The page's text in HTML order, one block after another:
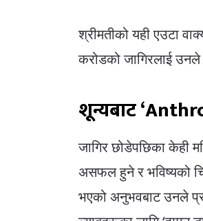
श्रीमतीको यही एउटा
करोडको जागिरलाई उनले
शून्यबाट
जागिर छोडेपछिका केही
असफल हुने र भविष्यको
भएको अनुभवबाट उनले